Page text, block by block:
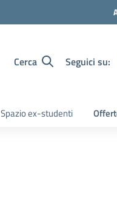
Cerca Seguici su:
Spazio ex-studenti